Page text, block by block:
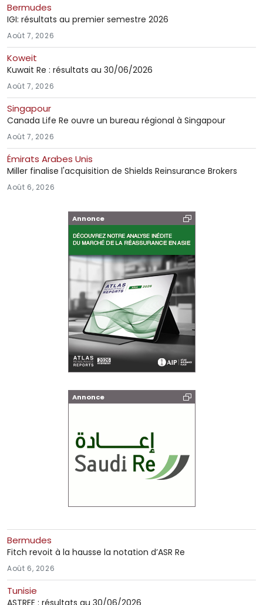
Bermudes
IGI: résultats au premier semestre 2026
Août 7, 2026
Koweit
Kuwait Re : résultats au 30/06/2026
Août 7, 2026
Singapour
Canada Life Re ouvre un bureau régional à Singapour
Août 7, 2026
Émirats Arabes Unis
Miller finalise l'acquisition de Shields Reinsurance Brokers
Août 6, 2026
Annonce
Annonce
Bermudes
Fitch revoit à la hausse la notation d’ASR Re
Août 6, 2026
Tunisie
ASTREE : résultats au 30/06/2026